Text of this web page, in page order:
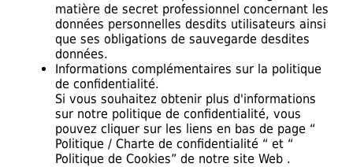
matière de secret professionnel concernant les
données personnelles desdits utilisateurs ainsi
que ses obligations de sauvegarde desdites
données.
Informations complémentaires sur la politique
de confidentialité.
Si vous souhaitez obtenir plus d'informations
sur notre politique de confidentialité, vous
pouvez cliquer sur les liens en bas de page “
Politique / Charte de confidentialité “ et “
Politique de Cookies” de notre site Web .